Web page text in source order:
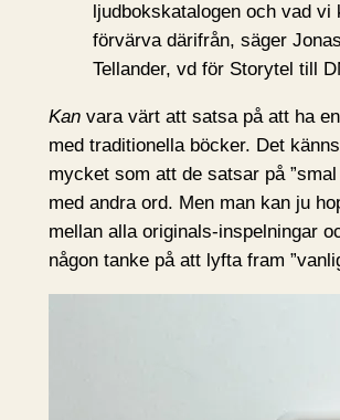
ljudbokskatalogen och vad vi
förvärva därifrån, säger Jonas
Tellander, vd för Storytel till
Kanvara värt att satsa på att ha
med traditionella böcker. Det
mycket som att de satsar på ”smal
med andra ord. Men man kan ju
mellan alla originals-inspelningar
någon tanke på att lyfta fram